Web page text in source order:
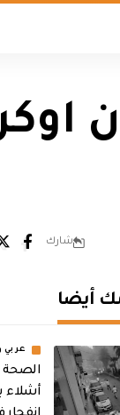
شارك
أيضا
عربي
الصحة